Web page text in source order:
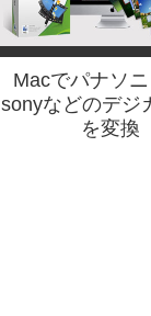
Macでパナソニ
sonyなどのデジ
を変換